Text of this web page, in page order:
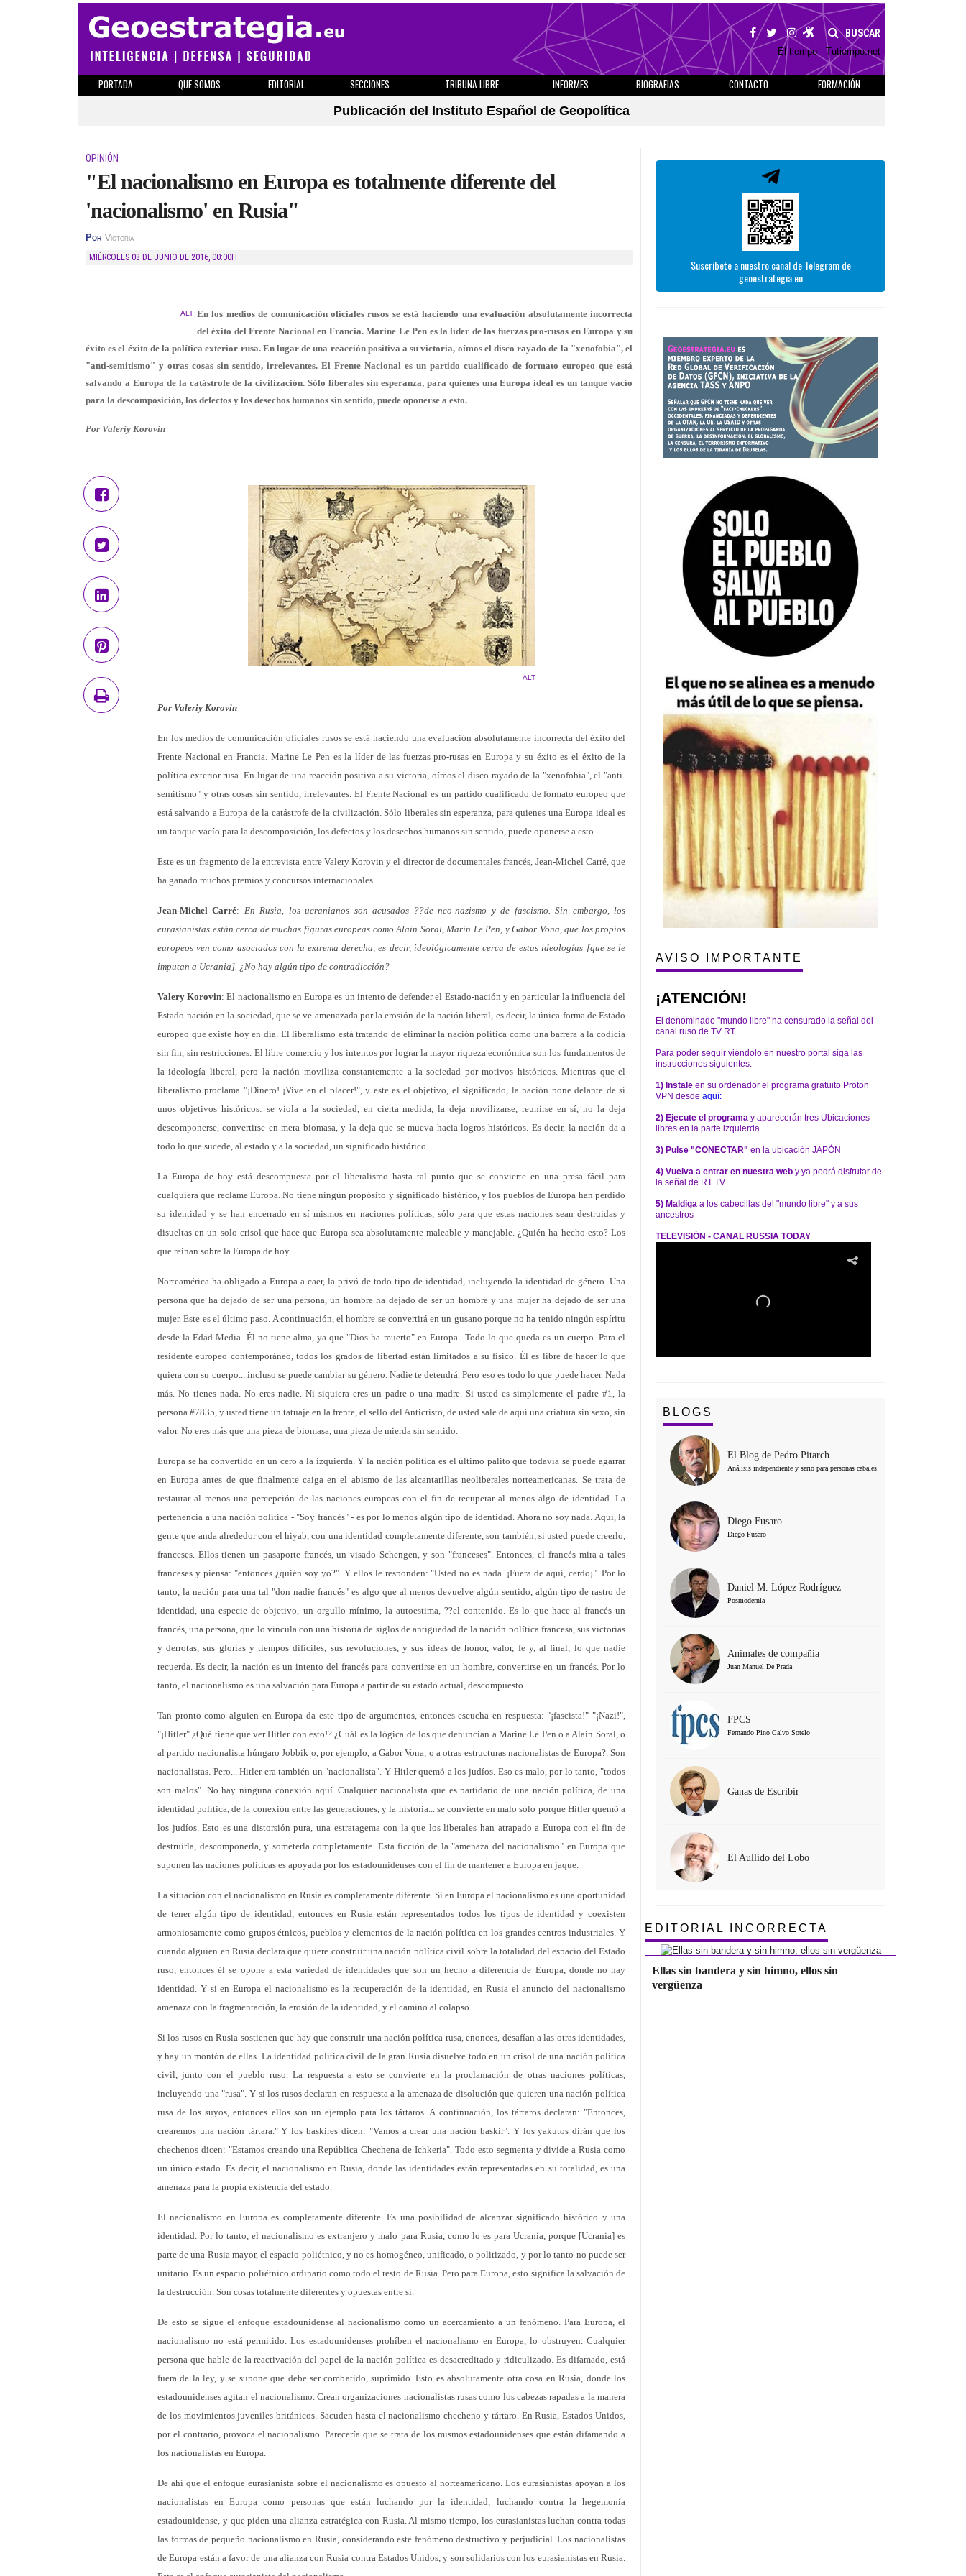
BUSCAR
El tiempo - Tutiempo.net
PORTADA QUE SOMOS EDITORIAL SECCIONES TRIBUNA LIBRE INFORMES BIOGRAFIAS CONTACTO
FORMACIÓN
Publicación del Instituto Español de Geopolítica
OPINIÓN
"El nacionalismo en Europa es totalmente diferente del
'nacionalismo' en Rusia"
Por Victoria
MIÉRCOLES 08 DE JUNIO DE 2016, 00:00H
ALT En los medios de comunicación oficiales rusos se está haciendo una evaluación absolutamente incorrecta
del éxito del Frente Nacional en Francia. Marine Le Pen es la líder de las fuerzas pro-rusas en Europa y su
éxito es el éxito de la política exterior rusa. En lugar de una reacción positiva a su victoria, oímos el disco rayado de la "xenofobia", el
"anti-semitismo" y otras cosas sin sentido, irrelevantes. El Frente Nacional es un partido cualificado de formato europeo que está
salvando a Europa de la catástrofe de la civilización. Sólo liberales sin esperanza, para quienes una Europa ideal es un tanque vacío
para la descomposición, los defectos y los desechos humanos sin sentido, puede oponerse a esto.
Por Valeriy Korovin
ALT
Por Valeriy Korovin
En los medios de comunicación oficiales rusos se está haciendo una evaluación absolutamente incorrecta del éxito del
Frente Nacional en Francia. Marine Le Pen es la líder de las fuerzas pro-rusas en Europa y su éxito es el éxito de la
política exterior rusa. En lugar de una reacción positiva a su victoria, oímos el disco rayado de la "xenofobia", el "anti-
semitismo" y otras cosas sin sentido, irrelevantes. El Frente Nacional es un partido cualificado de formato europeo que
está salvando a Europa de la catástrofe de la civilización. Sólo liberales sin esperanza, para quienes una Europa ideal es
un tanque vacío para la descomposición, los defectos y los desechos humanos sin sentido, puede oponerse a esto.
Este es un fragmento de la entrevista entre Valery Korovin y el director de documentales francés, Jean-Michel Carré, que
ha ganado muchos premios y concursos internacionales.
Jean-Michel Carré: En Rusia, los ucranianos son acusados ??de neo-nazismo y de fascismo. Sin embargo, los
eurasianistas están cerca de muchas figuras europeas como Alain Soral, Marin Le Pen, y Gabor Vona, que los propios
europeos ven como asociados con la extrema derecha, es decir, ideológicamente cerca de estas ideologías [que se le
imputan a Ucrania]. ¿No hay algún tipo de contradicción?
Valery Korovin: El nacionalismo en Europa es un intento de defender el Estado-nación y en particular la influencia del
Estado-nación en la sociedad, que se ve amenazada por la erosión de la nación liberal, es decir, la única forma de Estado
europeo que existe hoy en día. El liberalismo está tratando de eliminar la nación política como una barrera a la codicia
sin fin, sin restricciones. El libre comercio y los intentos por lograr la mayor riqueza económica son los fundamentos de
la ideología liberal, pero la nación moviliza constantemente a la sociedad por motivos históricos. Mientras que el
liberalismo proclama "¡Dinero! ¡Vive en el placer!", y este es el objetivo, el significado, la nación pone delante de sí
unos objetivos históricos: se viola a la sociedad, en cierta medida, la deja movilizarse, reunirse en sí, no la deja
descomponerse, convertirse en mera biomasa, y la deja que se mueva hacia logros históricos. Es decir, la nación da a
todo lo que sucede, al estado y a la sociedad, un significado histórico.
La Europa de hoy está descompuesta por el liberalismo hasta tal punto que se convierte en una presa fácil para
cualquiera que reclame Europa. No tiene ningún propósito y significado histórico, y los pueblos de Europa han perdido
su identidad y se han encerrado en sí mismos en naciones políticas, sólo para que estas naciones sean destruidas y
disueltas en un solo crisol que hace que Europa sea absolutamente maleable y manejable. ¿Quién ha hecho esto? Los
que reinan sobre la Europa de hoy.
Norteamérica ha obligado a Europa a caer, la privó de todo tipo de identidad, incluyendo la identidad de género. Una
persona que ha dejado de ser una persona, un hombre ha dejado de ser un hombre y una mujer ha dejado de ser una
mujer. Este es el último paso. A continuación, el hombre se convertirá en un gusano porque no ha tenido ningún espíritu
desde la Edad Media. Él no tiene alma, ya que "Dios ha muerto" en Europa.. Todo lo que queda es un cuerpo. Para el
residente europeo contemporáneo, todos los grados de libertad están limitados a su físico. Él es libre de hacer lo que
quiera con su cuerpo... incluso se puede cambiar su género. Nadie te detendrá. Pero eso es todo lo que puede hacer. Nada
más. No tienes nada. No eres nadie. Ni siquiera eres un padre o una madre. Si usted es simplemente el padre #1, la
persona #7835, y usted tiene un tatuaje en la frente, el sello del Anticristo, de usted sale de aquí una criatura sin sexo, sin
valor. No eres más que una pieza de biomasa, una pieza de mierda sin sentido.
Europa se ha convertido en un cero a la izquierda. Y la nación política es el último palito que todavía se puede agarrar
en Europa antes de que finalmente caiga en el abismo de las alcantarillas neoliberales norteamericanas. Se trata de
restaurar al menos una percepción de las naciones europeas con el fin de recuperar al menos algo de identidad. La
pertenencia a una nación política - "Soy francés" - es por lo menos algún tipo de identidad. Ahora no soy nada. Aquí, la
gente que anda alrededor con el hiyab, con una identidad completamente diferente, son también, si usted puede creerlo,
franceses. Ellos tienen un pasaporte francés, un visado Schengen, y son "franceses". Entonces, el francés mira a tales
franceses y piensa: "entonces ¿quién soy yo?". Y ellos le responden: "Usted no es nada. ¡Fuera de aquí, cerdo¡". Por lo
tanto, la nación para una tal "don nadie francés" es algo que al menos devuelve algún sentido, algún tipo de rastro de
identidad, una especie de objetivo, un orgullo mínimo, la autoestima, ??el contenido. Es lo que hace al francés un
francés, una persona, que lo vincula con una historia de siglos de antigüedad de la nación política francesa, sus victorias
y derrotas, sus glorias y tiempos difíciles, sus revoluciones, y sus ideas de honor, valor, fe y, al final, lo que nadie
recuerda. Es decir, la nación es un intento del francés para convertirse en un hombre, convertirse en un francés. Por lo
tanto, el nacionalismo es una salvación para Europa a partir de su estado actual, descompuesto.
Tan pronto como alguien en Europa da este tipo de argumentos, entonces escucha en respuesta: "¡fascista!" "¡Nazi!",
"¡Hitler" ¿Qué tiene que ver Hitler con esto!? ¿Cuál es la lógica de los que denuncian a Marine Le Pen o a Alain Soral, o
al partido nacionalista húngaro Jobbik o, por ejemplo, a Gabor Vona, o a otras estructuras nacionalistas de Europa?. Son
nacionalistas. Pero... Hitler era también un "nacionalista". Y Hitler quemó a los judíos. Eso es malo, por lo tanto, "todos
son malos". No hay ninguna conexión aquí. Cualquier nacionalista que es partidario de una nación política, de una
identidad política, de la conexión entre las generaciones, y la historia... se convierte en malo sólo porque Hitler quemó a
los judíos. Esto es una distorsión pura, una estratagema con la que los liberales han atrapado a Europa con el fin de
destruirla, descomponerla, y someterla completamente. Esta ficción de la "amenaza del nacionalismo" en Europa que
suponen las naciones políticas es apoyada por los estadounidenses con el fin de mantener a Europa en jaque.
La situación con el nacionalismo en Rusia es completamente diferente. Si en Europa el nacionalismo es una oportunidad
de tener algún tipo de identidad, entonces en Rusia están representados todos los tipos de identidad y coexisten
armoniosamente como grupos étnicos, pueblos y elementos de la nación política en los grandes centros industriales. Y
cuando alguien en Rusia declara que quiere construir una nación política civil sobre la totalidad del espacio del Estado
ruso, entonces él se opone a esta variedad de identidades que son un hecho a diferencia de Europa, donde no hay
identidad. Y si en Europa el nacionalismo es la recuperación de la identidad, en Rusia el anuncio del nacionalismo
amenaza con la fragmentación, la erosión de la identidad, y el camino al colapso.
Si los rusos en Rusia sostienen que hay que construir una nación política rusa, enonces, desafían a las otras identidades,
y hay un montón de ellas. La identidad política civil de la gran Rusia disuelve todo en un crisol de una nación política
civil, junto con el pueblo ruso. La respuesta a esto se convierte en la proclamación de otras naciones políticas,
incluyendo una "rusa". Y si los rusos declaran en respuesta a la amenaza de disolución que quieren una nación política
rusa de los suyos, entonces ellos son un ejemplo para los tártaros. A continuación, los tártaros declaran: "Entonces,
crearemos una nación tártara." Y los baskires dicen: "Vamos a crear una nación baskir". Y los yakutos dirán que los
chechenos dicen: "Estamos creando una República Chechena de Ichkeria". Todo esto segmenta y divide a Rusia como
un único estado. Es decir, el nacionalismo en Rusia, donde las identidades están representadas en su totalidad, es una
amenaza para la propia existencia del estado.
El nacionalismo en Europa es completamente diferente. Es una posibilidad de alcanzar significado histórico y una
identidad. Por lo tanto, el nacionalismo es extranjero y malo para Rusia, como lo es para Ucrania, porque [Ucrania] es
parte de una Rusia mayor, el espacio poliétnico, y no es homogéneo, unificado, o politizado, y por lo tanto no puede ser
unitario. Es un espacio poliétnico ordinario como todo el resto de Rusia. Pero para Europa, esto significa la salvación de
la destrucción. Son cosas totalmente diferentes y opuestas entre sí.
De esto se sigue el enfoque estadounidense al nacionalismo como un acercamiento a un fenómeno. Para Europa, el
nacionalismo no está permitido. Los estadounidenses prohíben el nacionalismo en Europa, lo obstruyen. Cualquier
persona que hable de la reactivación del papel de la nación política es desacreditado y ridiculizado. Es difamado, está
fuera de la ley, y se supone que debe ser combatido, suprimido. Esto es absolutamente otra cosa en Rusia, donde los
estadounidenses agitan el nacionalismo. Crean organizaciones nacionalistas rusas como los cabezas rapadas a la manera
de los movimientos juveniles británicos. Sacuden hasta el nacionalismo checheno y tártaro. En Rusia, Estados Unidos,
por el contrario, provoca el nacionalismo. Parecería que se trata de los mismos estadounidenses que están difamando a
los nacionalistas en Europa.
De ahí que el enfoque eurasianista sobre el nacionalismo es opuesto al norteamericano. Los eurasianistas apoyan a los
nacionalistas en Europa como personas que están luchando por la identidad, luchando contra la hegemonía
estadounidense, y que piden una alianza estratégica con Rusia. Al mismo tiempo, los eurasianistas luchan contra todas
las formas de pequeño nacionalismo en Rusia, considerando este fenómeno destructivo y perjudicial. Los nacionalistas
de Europa están a favor de una alianza con Rusia contra Estados Unidos, y son solidarios con los eurasianistas en Rusia.
Suscríbete a nuestro canal de Telegram de
geoestrategia.eu
AVISO IMPORTANTE
¡ATENCIÓN!
El denominado "mundo libre" ha censurado la señal del
canal ruso de TV RT.
Para poder seguir viéndolo en nuestro portal siga las
instrucciones siguientes:
1) Instale en su ordenador el programa gratuito Proton
VPN desde aquí:
2) Ejecute el programa y aparecerán tres Ubicaciones
libres en la parte izquierda
3) Pulse "CONECTAR" en la ubicación JAPÓN
4) Vuelva a entrar en nuestra web y ya podrá disfrutar de
la señal de RT TV
5) Maldiga a los cabecillas del "mundo libre" y a sus
ancestros
TELEVISIÓN - CANAL RUSSIA TODAY
BLOGS
El Blog de Pedro Pitarch
Análisis independiente y serio para personas cabales
Diego Fusaro
Diego Fusaro
Daniel M. López Rodríguez
Posmodernia
Animales de compañía
Juan Manuel De Prada
FPCS
Fernando Pino Calvo Sotelo
Ganas de Escribir
El Aullido del Lobo
EDITORIAL INCORRECTA
Ellas sin bandera y sin himno, ellos sin
vergüenza